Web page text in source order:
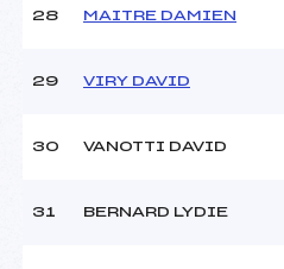
28 MAITRE DAMIEN
29 VIRY DAVID
30 VANOTTI DAVID
31 BERNARD LYDIE